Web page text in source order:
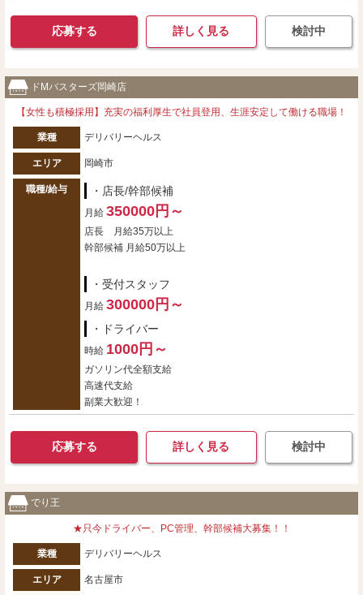
応募する 詳しく見る 検討中
ドМバスターズ岡崎店
【女性も積極採用】充実の福利厚生で社員登用、生涯安定して働ける職場！
業種 デリバリーヘルス
エリア 岡崎市
職種/給与 ・店長/幹部候補
月給 350000円～
店長 月給35万以上
幹部候補 月給50万以上
・受付スタッフ
月給 300000円～
・ドライバー
時給 1000円～
ガソリン代全額支給
高速代支給
副業大歓迎！
応募する 詳しく見る 検討中
でり王
★只今ドライバー、PC管理、幹部候補大募集！！
業種 デリバリーヘルス
エリア 名古屋市